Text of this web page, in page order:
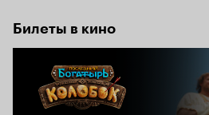
Билеты в кино